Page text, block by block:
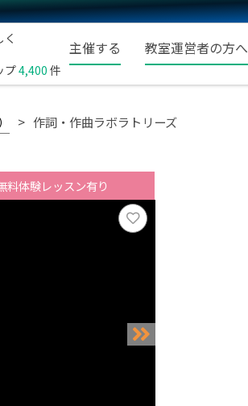
プ4,400 件
主催する 教室運営者の方へ
作詞・作曲ラボラトリーズ
料体験レッスン有り